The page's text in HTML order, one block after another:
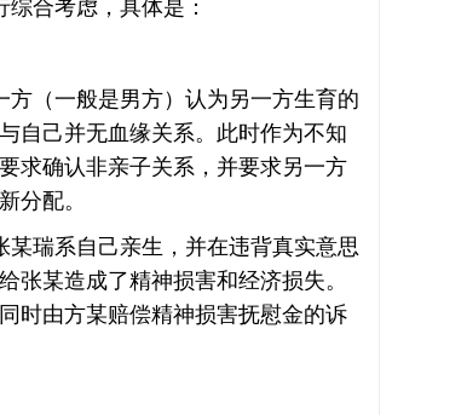
合考虑，具体是：
（一般是男方）认为另一方生育的
自己并无血缘关系。此时作为不知
求确认非亲子关系，并要求另一方
分配。
瑞系自己亲生，并在违背真实意思
张某造成了精神损害和经济损失。
时由方某赔偿精神损害抚慰金的诉